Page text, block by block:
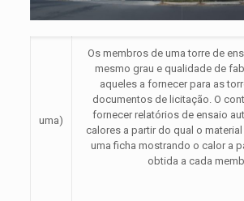
uma)
Os membros de uma torre de
mesmo grau e qualidade de
aqueles a fornecer para as
documentos de licitação. O
fornecer relatórios de ensaio
calores a partir do qual o
uma ficha mostrando o calor a
obtida a cada